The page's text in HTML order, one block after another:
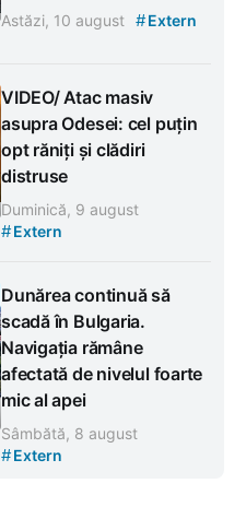
Astăzi, 10 august #Extern
VIDEO/ Atac masiv
asupra Odesei: cel puțin
opt răniți și clădiri
distruse
Duminică, 9 august
#Extern
Dunărea continuă să
scadă în Bulgaria.
Navigația rămâne
afectată de nivelul foarte
mic al apei
Sâmbătă, 8 august
#Extern